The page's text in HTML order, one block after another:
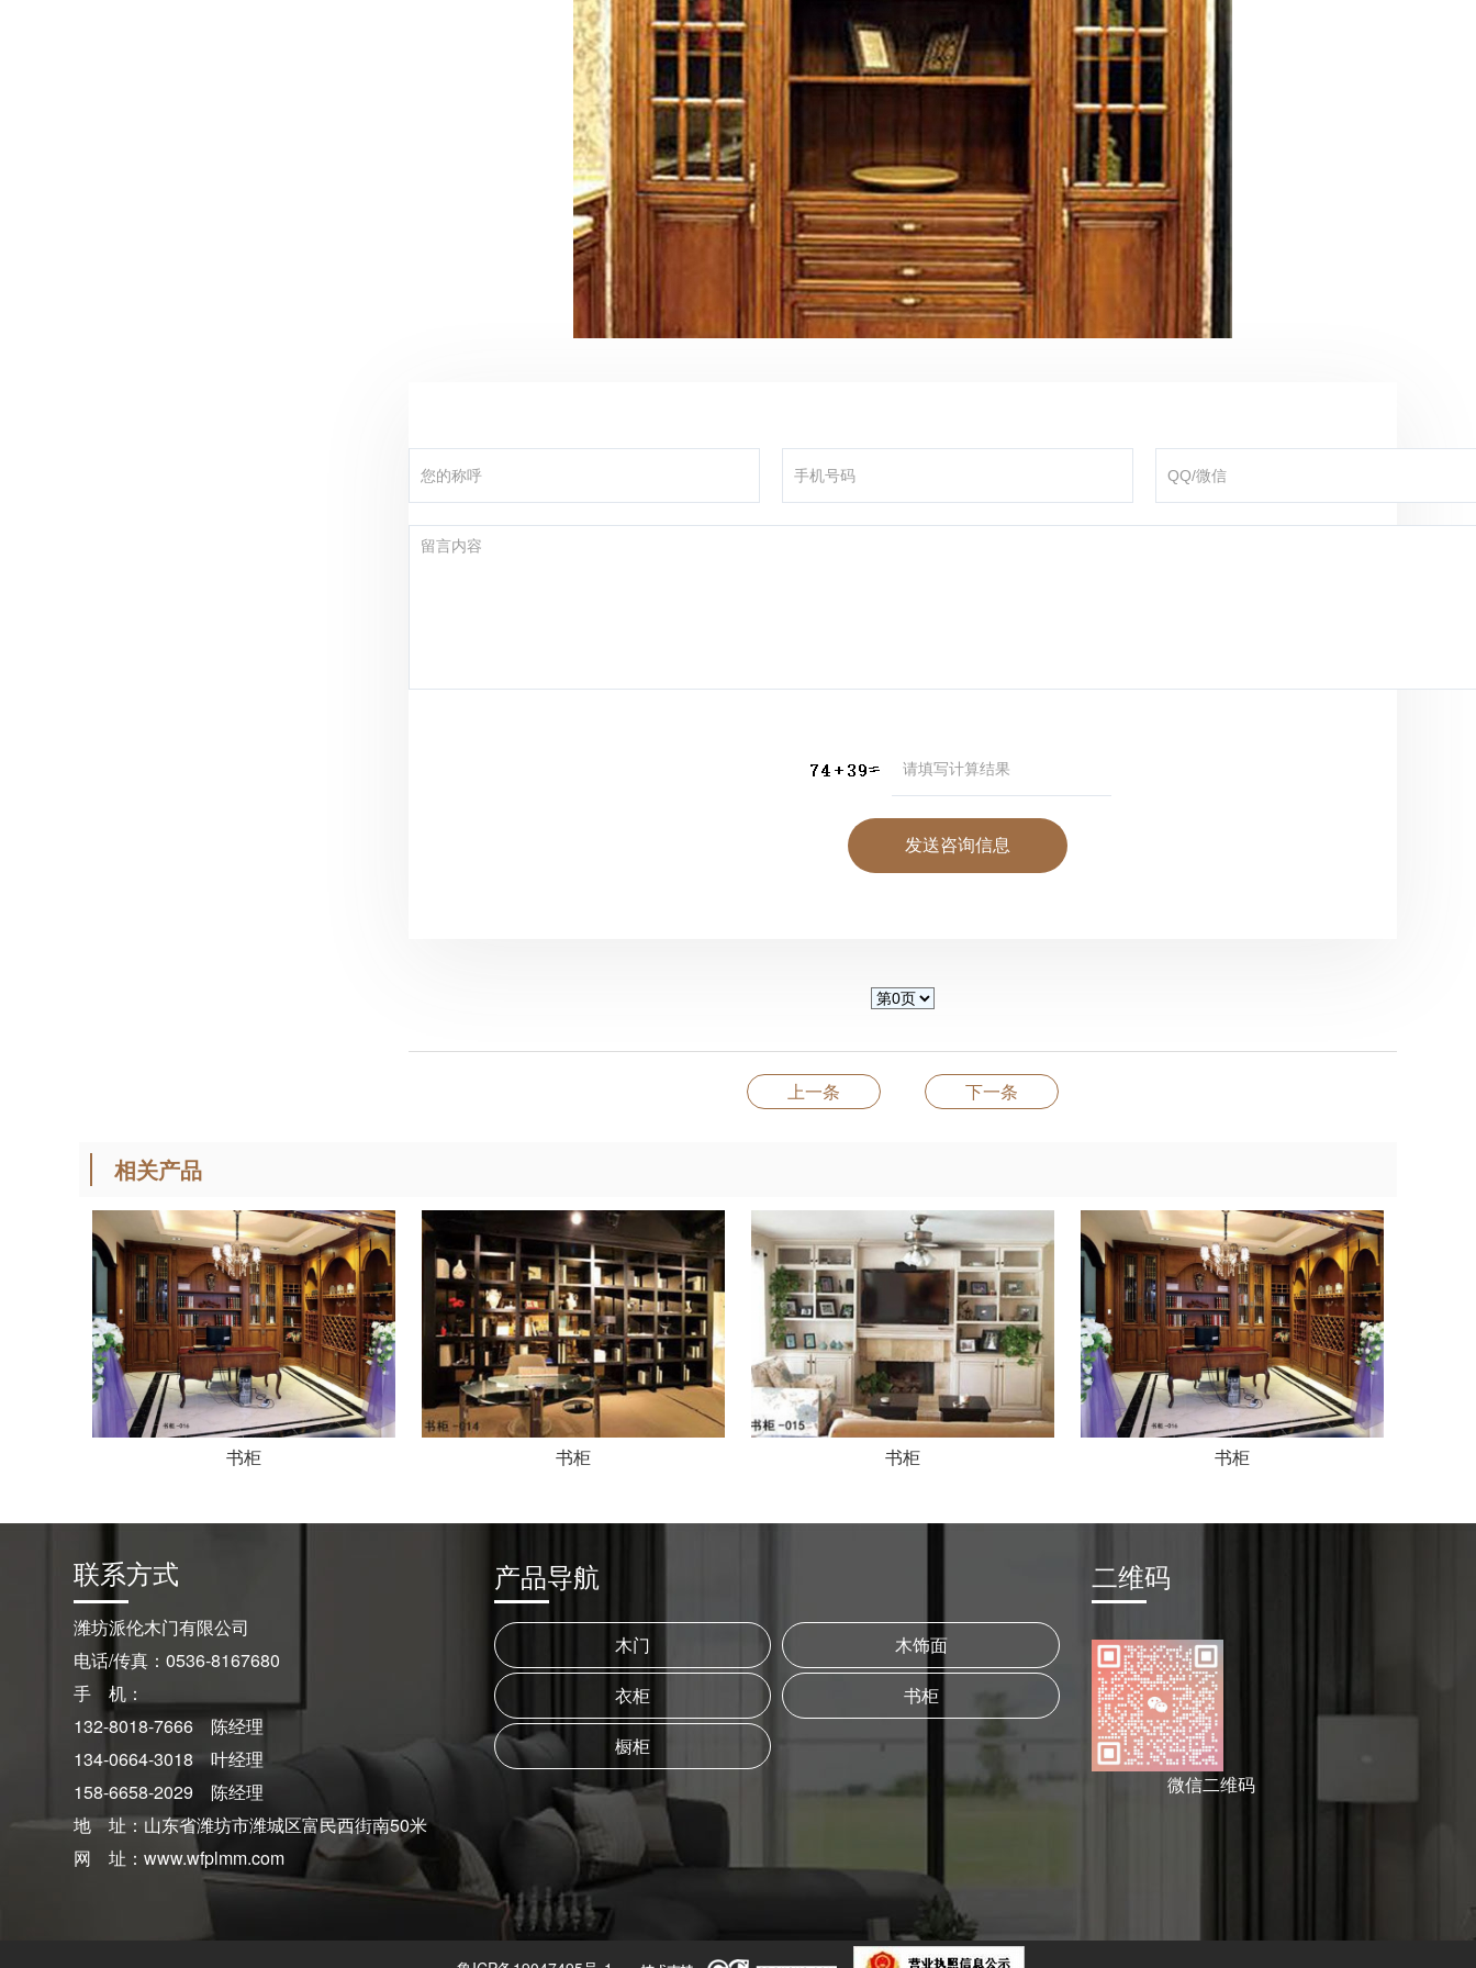
上一条 下一条
相关产品
书柜 书柜 书柜 书柜
联系方式
潍坊派伦木门有限公司
电话/传真：0536-8167680
手 机：
132-8018-7666 陈经理
134-0664-3018 叶经理
158-6658-2029 陈经理
地 址：山东省潍坊市潍城区富民西街南50米
网 址：www.wfplmm.com
产品导航
木门
木饰面
衣柜
书柜
橱柜
二维码
微信二维码